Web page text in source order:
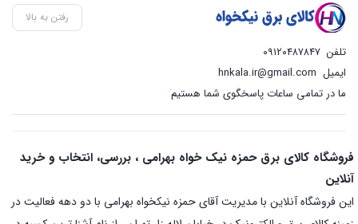
رفتن به بالا
تلفن ۰۹۱۲۰۴۸۷۸۴۷
ایمیل hnkala.ir@gmail.com
ما در تمامی ساعات پاسخگوی شما هستیم
فروشگاه کالای برق حمزه نیک خواه بهرامی ، بررسی، انتخاب و خرید
آنلاین
این فروشگاه آنلاین با مدیریت آقای حمزه نیکخواه بهرامی با دو دهه فعالیت در